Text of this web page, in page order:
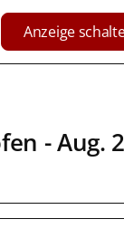
Anzeige
- Aug.